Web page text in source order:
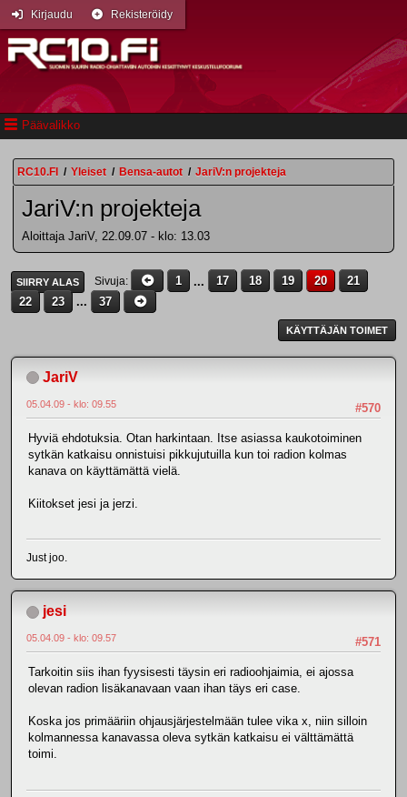
Päävalikko
Kirjaudu Rekisteröidy
RC10.FI / Yleiset / Bensa-autot / JariV:n projekteja
JariV:n projekteja
Aloittaja JariV, 22.09.07 - klo: 13.03
SIIRRY ALAS Sivuja 1 ... 17 18 19 20
21
22
23 ... 37
KÄYTTÄJÄN TOIMET
JariV
#570
05.04.09 - klo: 09.55
Hyviä ehdotuksia. Otan harkintaan. Itse asiassa kaukotoiminen
sytkän katkaisu onnistuisi pikkujutuilla kun toi radion kolmas
kanava on käyttämättä vielä.
Kiitokset jesi ja jerzi.
Just joo.
jesi
#571
05.04.09 - klo: 09.57
Tarkoitin siis ihan fyysisesti täysin eri radioohjaimia, ei ajossa
olevan radion lisäkanavaan vaan ihan täys eri case.
Koska jos primääriin ohjausjärjestelmään tulee vika x, niin silloin
kolmannessa kanavassa oleva sytkän katkaisu ei välttämättä
toimi.